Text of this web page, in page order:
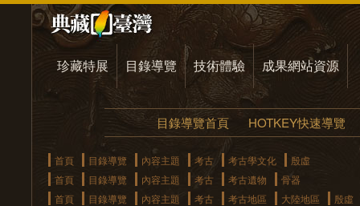
珍藏特展 目錄導覽 技術體驗 成果網站資源
目錄導覽首頁 HOTKEY快速導覽
首頁 目錄導覽 內容主題 考古 考古學文化
殷虛
首頁
目錄導覽 內容主題 考古 考古遺物
骨器
首頁
目錄導覽 內容主題 考古 考古地區 大陸地區
殷虛